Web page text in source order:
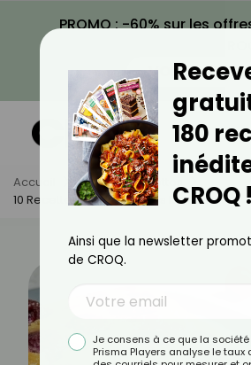
PROMO : -60% sur les
VOIR LA
Accueil Actus
Recettes
10 Recettes Avec Des Fruits De Juillet
180
CROQ !
Ainsi que la newsletter
de CROQ.
Je consens à ce que la
Prisma Players analyse le taux